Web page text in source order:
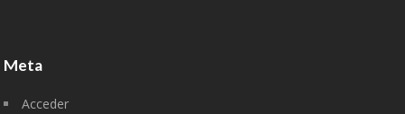
Meta
Acceder